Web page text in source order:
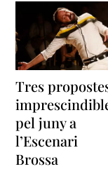
Tres
pel juny a
l’Escenari
Brossa